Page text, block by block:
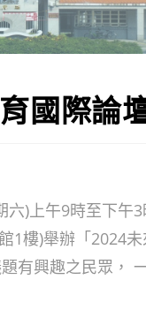
國際論
)上午9時至下午
1樓)舉辦「2024
有興趣之民眾，